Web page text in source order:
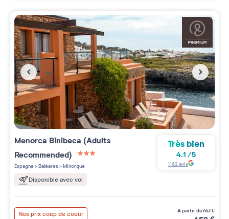
Menorca Binibeca (Adults
Recommended)
3 étoiles sur 5
Espagne>Baléares>Minorque
Disponible avec vol
Très bien
4.1 /5
1162 avis
Nos prix coup de coeur à partir de767€